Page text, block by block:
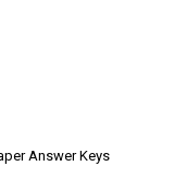
Answer Keys